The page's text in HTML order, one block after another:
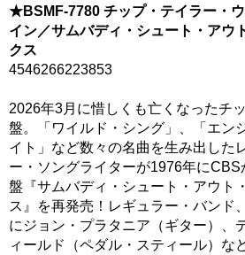
★BSMF-7780 チップ・テイラー・
イン／サムバディ・シュート・アウ
クス
4546266223853
2026年3月に惜しくも亡くなったチ
盤。「ワイルド・シング」、「エン
イト」など数々の名曲を生み出した
ー・ソングライターが1976年にCBS
盤『サムバディ・シュート・アウト
ス』を再発売！レギュラー・バンド
にジョン・プラタニア（ギター）、
ィールド（ペダル・スティール）な